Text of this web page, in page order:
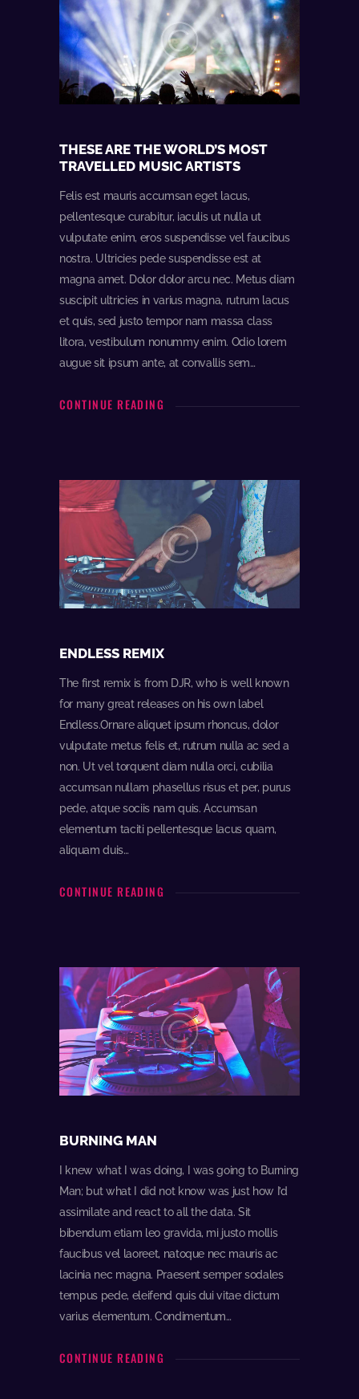
THESE ARE THE WORLD’S MOST
TRAVELLED MUSIC ARTISTS
Felis est mauris accumsan eget lacus,
pellentesque curabitur, iaculis ut nulla ut
vulputate enim, eros suspendisse vel faucibus
nostra. Ultricies pede suspendisse est at
magna amet. Dolor dolor arcu nec. Metus diam
suscipit ultricies in varius magna, rutrum lacus
et quis, sed justo tempor nam massa class
litora, vestibulum nonummy enim. Odio lorem
augue sit ipsum ante, at convallis sem…
CONTINUE READING
ENDLESS REMIX
The first remix is from DJR, who is well known
for many great releases on his own label
Endless.Ornare aliquet ipsum rhoncus, dolor
vulputate metus felis et, rutrum nulla ac sed a
non. Ut vel torquent diam nulla orci, cubilia
accumsan nullam phasellus risus et per, purus
pede, atque sociis nam quis. Accumsan
elementum taciti pellentesque lacus quam,
aliquam duis…
CONTINUE READING
BURNING MAN
I knew what I was doing, I was going to Burning
Man; but what I did not know was just how I’d
assimilate and react to all the data. Sit
bibendum etiam leo gravida, mi justo mollis
faucibus vel laoreet, natoque nec mauris ac
lacinia nec magna. Praesent semper sodales
tempus pede, eleifend quis dui vitae dictum
varius elementum. Condimentum…
CONTINUE READING